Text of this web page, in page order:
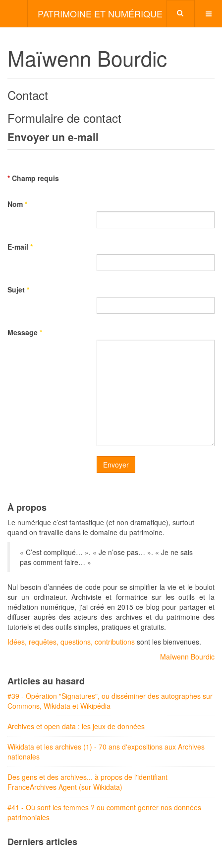
PATRIMOINE ET NUMÉRIQUE
Maïwenn Bourdic
Contact
Formulaire de contact
Envoyer un e-mail
* Champ requis
Nom *
E-mail *
Sujet *
Message *
Envoyer
À propos
Le numérique c’est fantastique (et non dramatique), surtout
quand on travaille dans le domaine du patrimoine.
« C’est compliqué… ». « Je n’ose pas… ». « Je ne sais
pas comment faire… »
Nul besoin d’années de code pour se simplifier la vie et le boulot
sur un ordinateur. Archiviste et formatrice sur les outils et la
médiation numérique, j'ai créé en 2015 ce blog pour partager et
diffuser auprès des acteurs des archives et du patrimoine des
tutoriels et des outils simples, pratiques et gratuits.
Idées, requêtes, questions, contributions sont les bienvenues.
Maïwenn Bourdic
Articles au hasard
#39 - Opération "Signatures", ou disséminer des autographes sur
Commons, Wikidata et Wikipédia
Archives et open data : les jeux de données
Wikidata et les archives (1) - 70 ans d'expositions aux Archives
nationales
Des gens et des archives... à propos de l'identifiant
FranceArchives Agent (sur Wikidata)
#41 - Où sont les femmes ? ou comment genrer nos données
patrimoniales
Derniers articles